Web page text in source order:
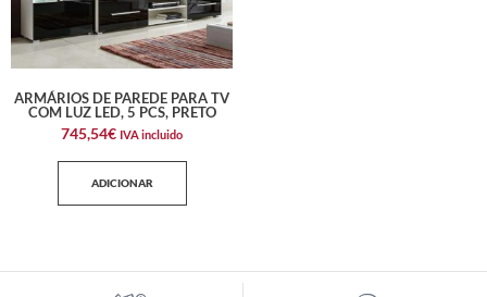
ARMÁRIOS DE PAREDE PARA TV
COM LUZ LED, 5 PCS, PRETO
745,54€ IVA incluido
ADICIONAR